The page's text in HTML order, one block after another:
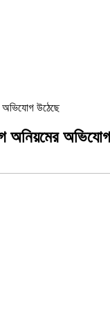
অভিযোগ উঠেছে
অনিয়মের